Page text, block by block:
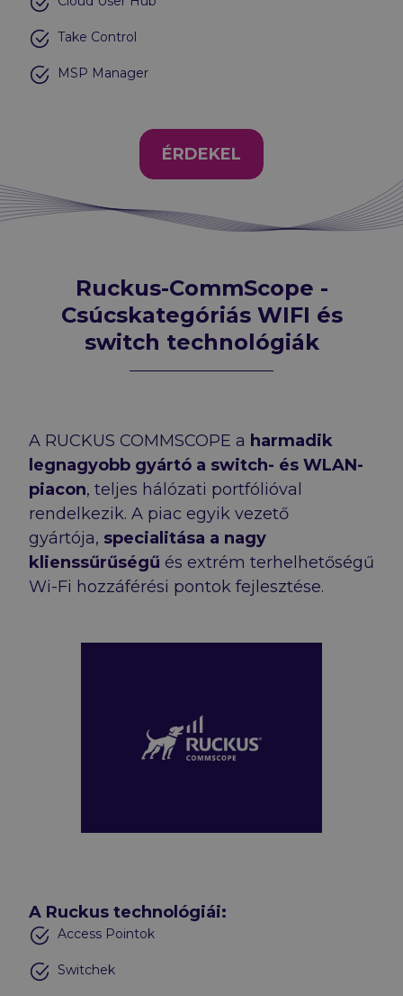
Take Control
MSP Manager
ÉRDEKEL
Ruckus-CommScope -
Csúcskategóriás WIFI és
switch technológiák
A RUCKUS COMMSCOPE a harmadik
legnagyobb gyártó a switch- és WLAN-
piacon, teljes hálózati portfólióval
rendelkezik. A piac egyik vezető
gyártója, specialitása a nagy
klienssűrűségű és extrém terhelhetőségű
Wi-Fi hozzáférési pontok fejlesztése.
A Ruckus technológiái:
Access Pointok
Switchek